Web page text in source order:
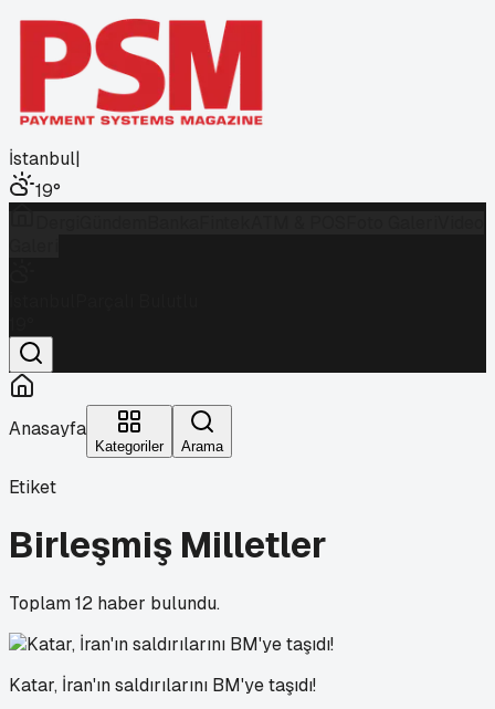
İstanbul|
19°
Anasayfa
Kategoriler Arama
Etiket
Birleşmiş Milletler
Toplam12 haber bulundu.
Katar, İran'ın saldırılarını BM'ye taşıdı!